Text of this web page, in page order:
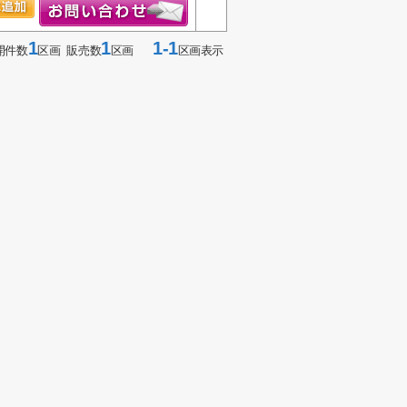
件数1区画 販売数1区画1-1区画表示